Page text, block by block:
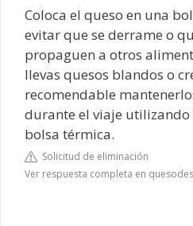
Coloca el queso en una
evitar que se derrame o
propaguen a otros
llevas quesos blandos o
recomendable
durante el viaje utilizando
bolsa térmica.
Solicitud de eliminación
Ver respuesta completa en